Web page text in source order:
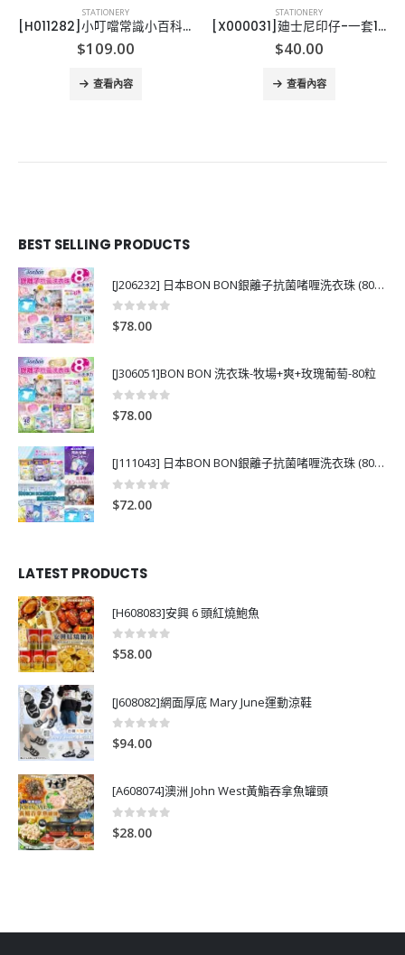
STATIONERY
[H011282]小叮噹常識小百科全4冊 +小叮噹漫畫成語小百科全4冊
$109.00
查看內容
STATIONERY
[X000031]廸士尼印仔-一套12個
$40.00
查看內容
BEST SELLING PRODUCTS
[J206232] 日本BON BON銀離子抗菌啫喱洗衣珠 (80粒)
0out of 5
$78.00
[J306051]BON BON 洗衣珠-牧場+爽+玫瑰葡萄-80粒
0out of 5
$78.00
[J111043] 日本BON BON銀離子抗菌啫喱洗衣珠 (80粒)
0out of 5
$72.00
LATEST PRODUCTS
[H608083]安興 6 頭紅燒鮑魚
0out of 5
$58.00
[J608082]網面厚底 Mary June運動涼鞋
0 out of 5
$94.00
[A608074]澳洲 John West黃鮨吞拿魚罐頭
0 out of 5
$28.00